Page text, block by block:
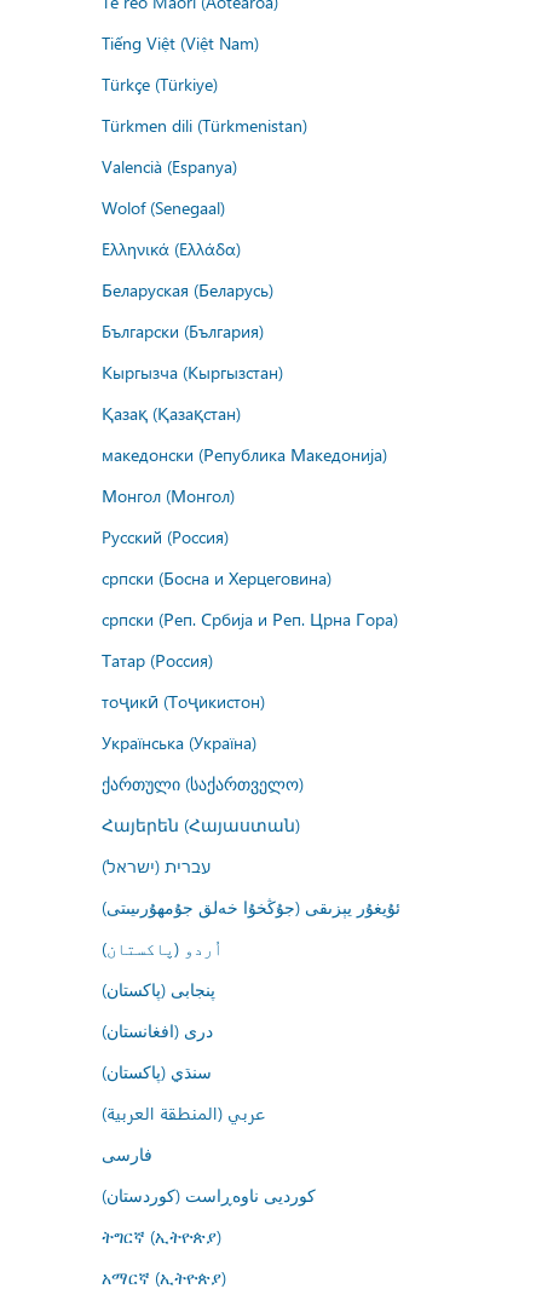
Tiếng Việt (Việt Nam)
Türkçe (Türkiye)
Türkmen dili (Türkmenistan)
Valencià (Espanya)
Wolof (Senegaal)
Ελληνικά (Ελλάδα)
Беларуская (Беларусь)
Български (България)
Кыргызча (Кыргызстан)
Қазақ (Қазақстан)
македонски (Република Македонија)
Монгол (Монгол)
Русский (Россия)
српски (Босна и Херцеговина)
српски (Реп. Србија и Реп. Црна Гора)
Татар (Россия)
тоҷикӣ (Тоҷикистон)
Українська (Україна)
ქართული (საქართველო)
Հայերեն (Հայաստան)
עברית (ישראל)
ئۇيغۇر يېزىقى (جۇڭخۇا خەلق جۇمھۇرىيىتى)
اُردو (پاکستان)
پنجابی (پاکستان)
درى (افغانستان)
سنڌي (پاکستان)
عربي (المنطقة العربية)
فارسى
کوردیی ناوەڕاست (کوردستان)
ትግርኛ (ኢትዮጵያ)
አማርኛ (ኢትዮጵያ)